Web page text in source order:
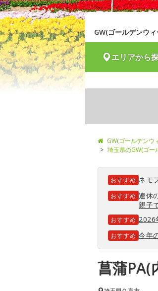
GW(ゴールデンウ
エリアから
GW(ゴールデンウ
埼玉県のGW(ゴー
おすすめ ネモ
おすすめ 連休
親子
おすすめ 2026
おすすめ 今年
菖蒲PA(